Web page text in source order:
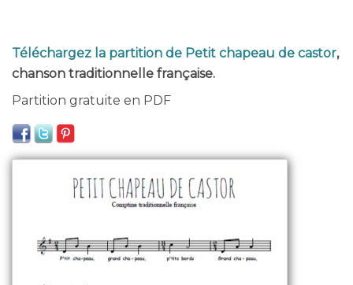
Téléchargez la partition de Petit chapeau de castor,
chanson traditionnelle française.
Partition gratuite en PDF